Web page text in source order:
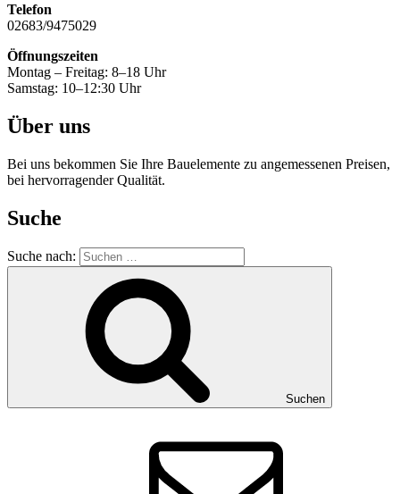
Telefon
02683/9475029
Öffnungszeiten
Montag – Freitag: 8–18 Uhr
Samstag: 10–12:30 Uhr
Über uns
Bei uns bekommen Sie Ihre Bauelemente zu angemessenen Preisen,
bei hervorragender Qualität.
Suche
Suche nach:
Suchen